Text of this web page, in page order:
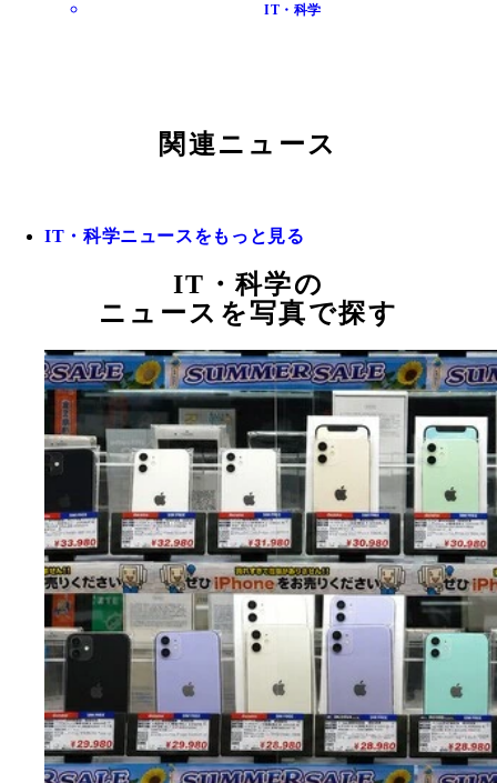
IT・科学
関連ニュース
IT・科学ニュースをもっと見る
IT・科学の
ニュースを写真で探す